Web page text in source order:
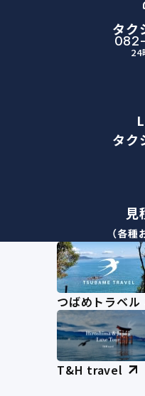
タク
24
タク
見
（各種
つばめトラベル
T&H travel